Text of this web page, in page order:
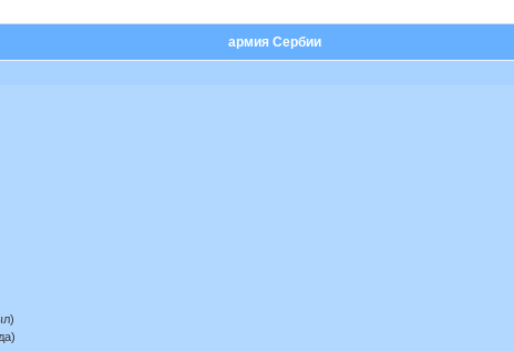
армия Сербии